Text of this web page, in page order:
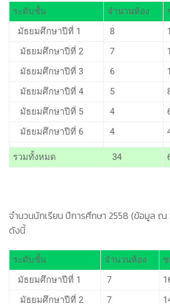
ระดับชั้น จำนวนห้อง
มัธยมศึกษาปีที่ 1
8
มัธยมศึกษาปีที่ 2
7
มัธยมศึกษาปีที่ 3
6
มัธยมศึกษาปีที่ 4
5
มัธยมศึกษาปีที่ 5
4
มัธยมศึกษาปีที่ 6
4
รวมทั้งหมด 34
จำนวนนักเรียน ปีการศึกษา 2558 (ข้อมูล ณ
ดังนี้
ระดับชั้น จำนวนห้อง
มัธยมศึกษาปีที่ 1
7
มัธยมศึกษาปีที่ 2
7